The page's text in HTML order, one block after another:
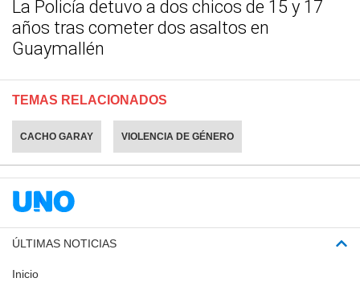
La Policía detuvo a dos chicos de 15 y 17
años tras cometer dos asaltos en
Guaymallén
TEMAS RELACIONADOS
CACHO GARAY VIOLENCIA DE GÉNERO
ÚLTIMAS NOTICIAS
Inicio